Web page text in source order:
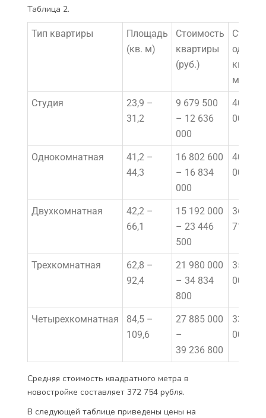
Таблица 2.
Тип квартиры
Площадь
(кв. м)
Стоимость
квартиры
(руб.)
одного
метра
Студия
23,9 –
31,2
9 679 500
– 12 636
000
405
000
Однокомнатная
41,2 –
44,3
16 802 600
– 16 834
000
407
000
Двухкомнатная
42,2 –
66,1
15 192 000
– 23 446
500
360
713
Трехкомнатная
62,8 –
92,4
21 980 000
– 34 834
800
350
000
Четырехкомнатная
84,5 –
109,6
27 885 000
–
39 236 800
330
000
Средняя стоимость квадратного метра в
новостройке составляет 372 754 рубля.
В следующей таблице приведены цены на